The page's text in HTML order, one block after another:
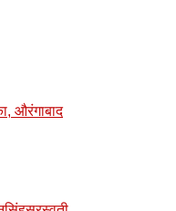
औरंगाबाद